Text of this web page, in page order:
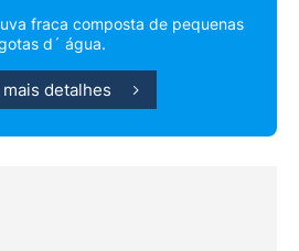
fraca composta de pequenas
d´ água.
mais detalhes